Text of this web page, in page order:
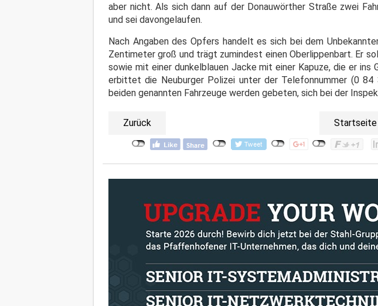
aber nicht. Als sich dann auf der Donauwörther Straße zwei
und sei davongelaufen.
Nach Angaben des Opfers handelt es sich bei dem
Zentimeter groß und trägt zumindest einen Oberlippenbart. Er
sowie mit einer dunkelblauen Jacke mit einer Kapuze, die er
erbittet die Neuburger Polizei unter der Telefonnummer (0
beiden genannten Fahrzeuge werden gebeten, sich bei der
Zurück Startseite